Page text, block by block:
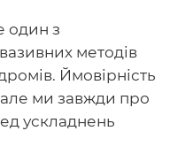
один з
методів
Ймовірність
але ми завжди про
ускладнень